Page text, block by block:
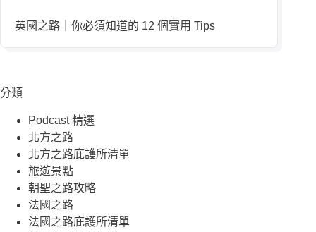
英國之路｜你必須知道的 12 個實用 Tips
分類
Podcast 精選
北方之路
北方之路庇護所清單
旅遊景點
朝聖之路攻略
法國之路
法國之路庇護所清單